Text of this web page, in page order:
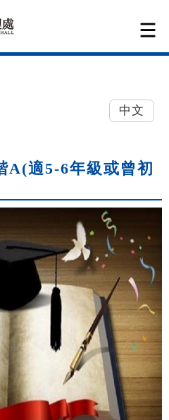
中文
A(適5-6年級或曾初